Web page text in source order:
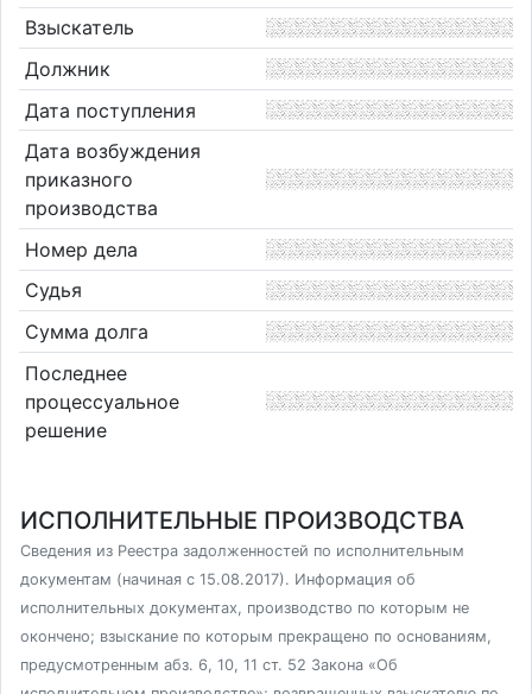
Взыскатель
Должник
Дата поступления
Дата возбуждения
приказного
производства
Номер дела
Судья
Сумма долга
Последнее
процессуальное
решение
ИСПОЛНИТЕЛЬНЫЕ ПРОИЗВОДСТВА
Сведения из Реестра задолженностей по исполнительным
документам (начиная с 15.08.2017). Информация об
исполнительных документах, производство по которым не
окончено; взыскание по которым прекращено по основаниям,
предусмотренным абз. 6, 10, 11 ст. 52 Закона «Об